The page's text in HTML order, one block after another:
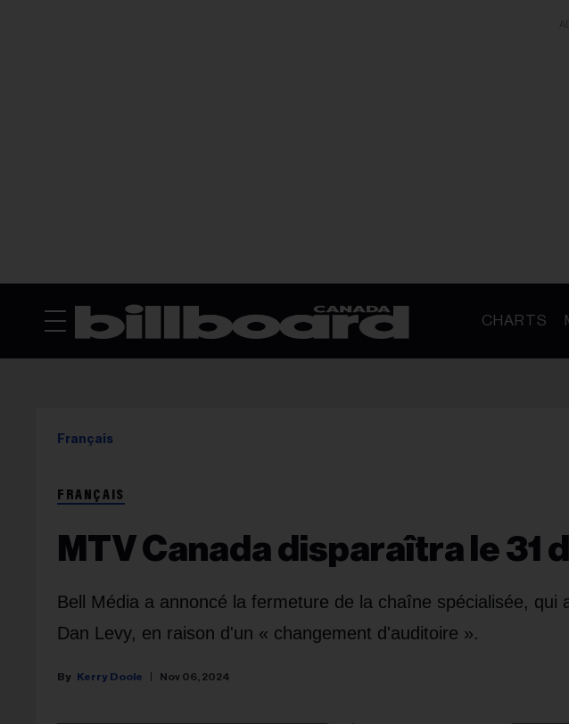
CHARTS
Français
FRANÇAIS
MTV Canada disparaîtra le 31
Bell Média a annoncé la fermeture de la chaîne spécialisée, qui
Dan Levy, en raison d'un « changement d'auditoire ».
Kerry Doole Nov 06, 2024